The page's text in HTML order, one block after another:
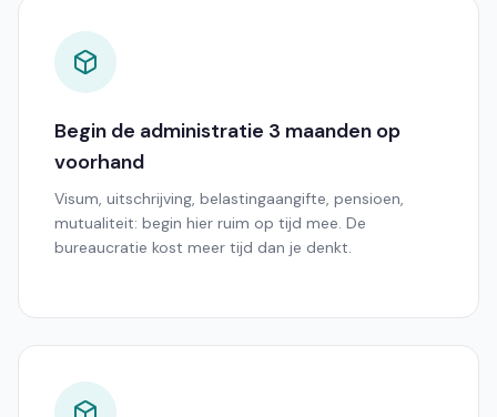
Begin de administratie 3 maanden op
voorhand
Visum, uitschrijving, belastingaangifte, pensioen,
mutualiteit: begin hier ruim op tijd mee. De
bureaucratie kost meer tijd dan je denkt.